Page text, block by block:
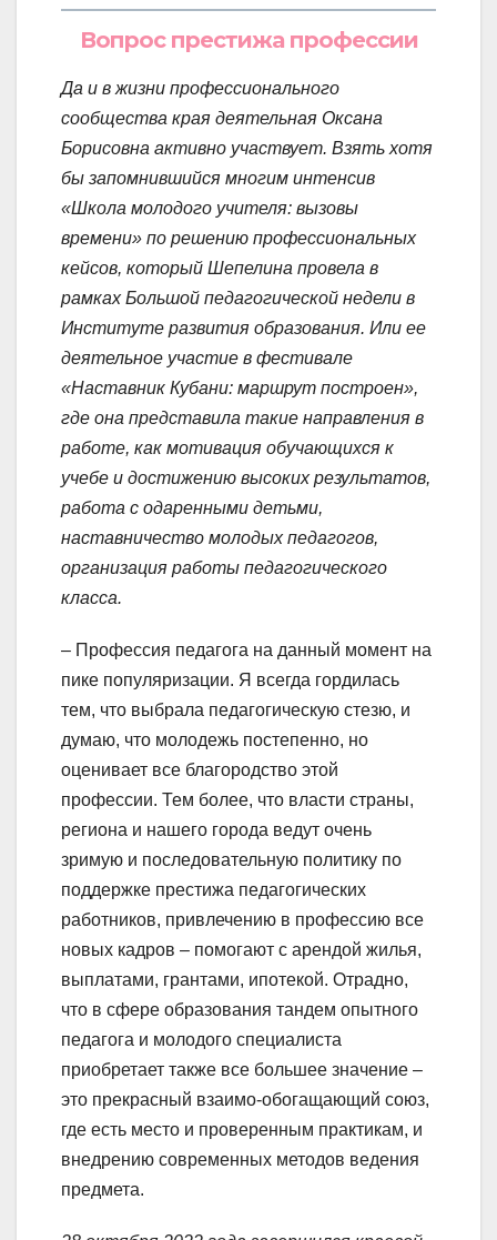
Вопрос престижа профессии
Да и в жизни профессионального
сообщества края деятельная Оксана
Борисовна активно участвует. Взять хотя
бы запомнившийся многим интенсив
«Школа молодого учителя: вызовы
времени» по решению профессиональных
кейсов, который Шепелина провела в
рамках Большой педагогической недели в
Институте развития образования. Или ее
деятельное участие в фестивале
«Наставник Кубани: маршрут построен»,
где она представила такие направления в
работе, как мотивация обучающихся к
учебе и достижению высоких результатов,
работа с одаренными детьми,
наставничество молодых педагогов,
организация работы педагогического
класса.
– Профессия педагога на данный момент на
пике популяризации. Я всегда гордилась
тем, что выбрала педагогическую стезю, и
думаю, что молодежь постепенно, но
оценивает все благородство этой
профессии. Тем более, что власти страны,
региона и нашего города ведут очень
зримую и последовательную политику по
поддержке престижа педагогических
работников, привлечению в профессию все
новых кадров – помогают с арендой жилья,
выплатами, грантами, ипотекой. Отрадно,
что в сфере образования тандем опытного
педагога и молодого специалиста
приобретает также все большее значение –
это прекрасный взаимо-обогащающий союз,
где есть место и проверенным практикам, и
внедрению современных методов ведения
предмета.